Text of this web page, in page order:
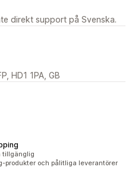
direkt support på Svenska.
HD1 1PA, GB
tillgänglig
produkter och pålitliga leverantörer